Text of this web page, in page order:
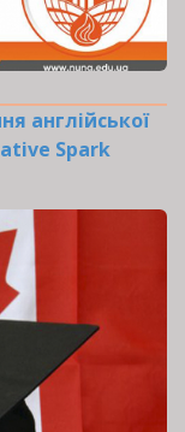
англійської
Spark